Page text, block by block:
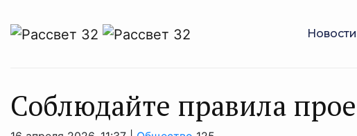
Новости
Соблюдайте правила